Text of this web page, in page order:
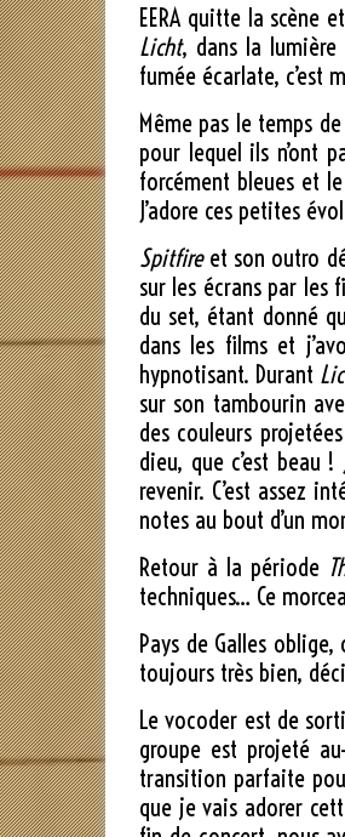
EERA quitte la scène
Licht, dans la
fumée écarlate, c’est
Même pas le temps
pour lequel ils n’ont
forcément bleues et
J’adore ces petites
Spitfireet son outro
sur les écrans par les
du set, étant donné
dans les films et
hypnotisant. Durant
sur son tambourin
des couleurs
dieu, que c’est beau
revenir. C’est assez
notes au bout d’un
Retour à la période
techniques… Ce
Pays de Galles oblige,
toujours très bien,
Le vocoder est de
groupe est projeté
transition parfaite
que je vais adorer